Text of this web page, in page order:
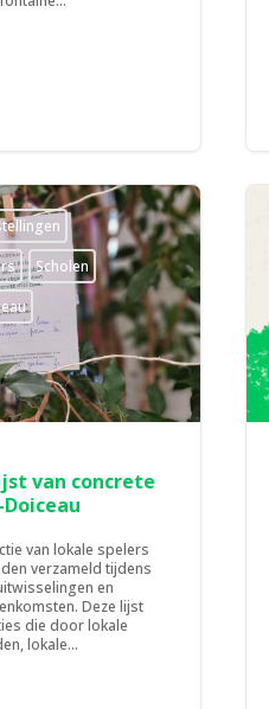
Scholen
van concrete
van lokale spelers
verzameld tijdens
en
Deze lijst
die door lokale
lokale...